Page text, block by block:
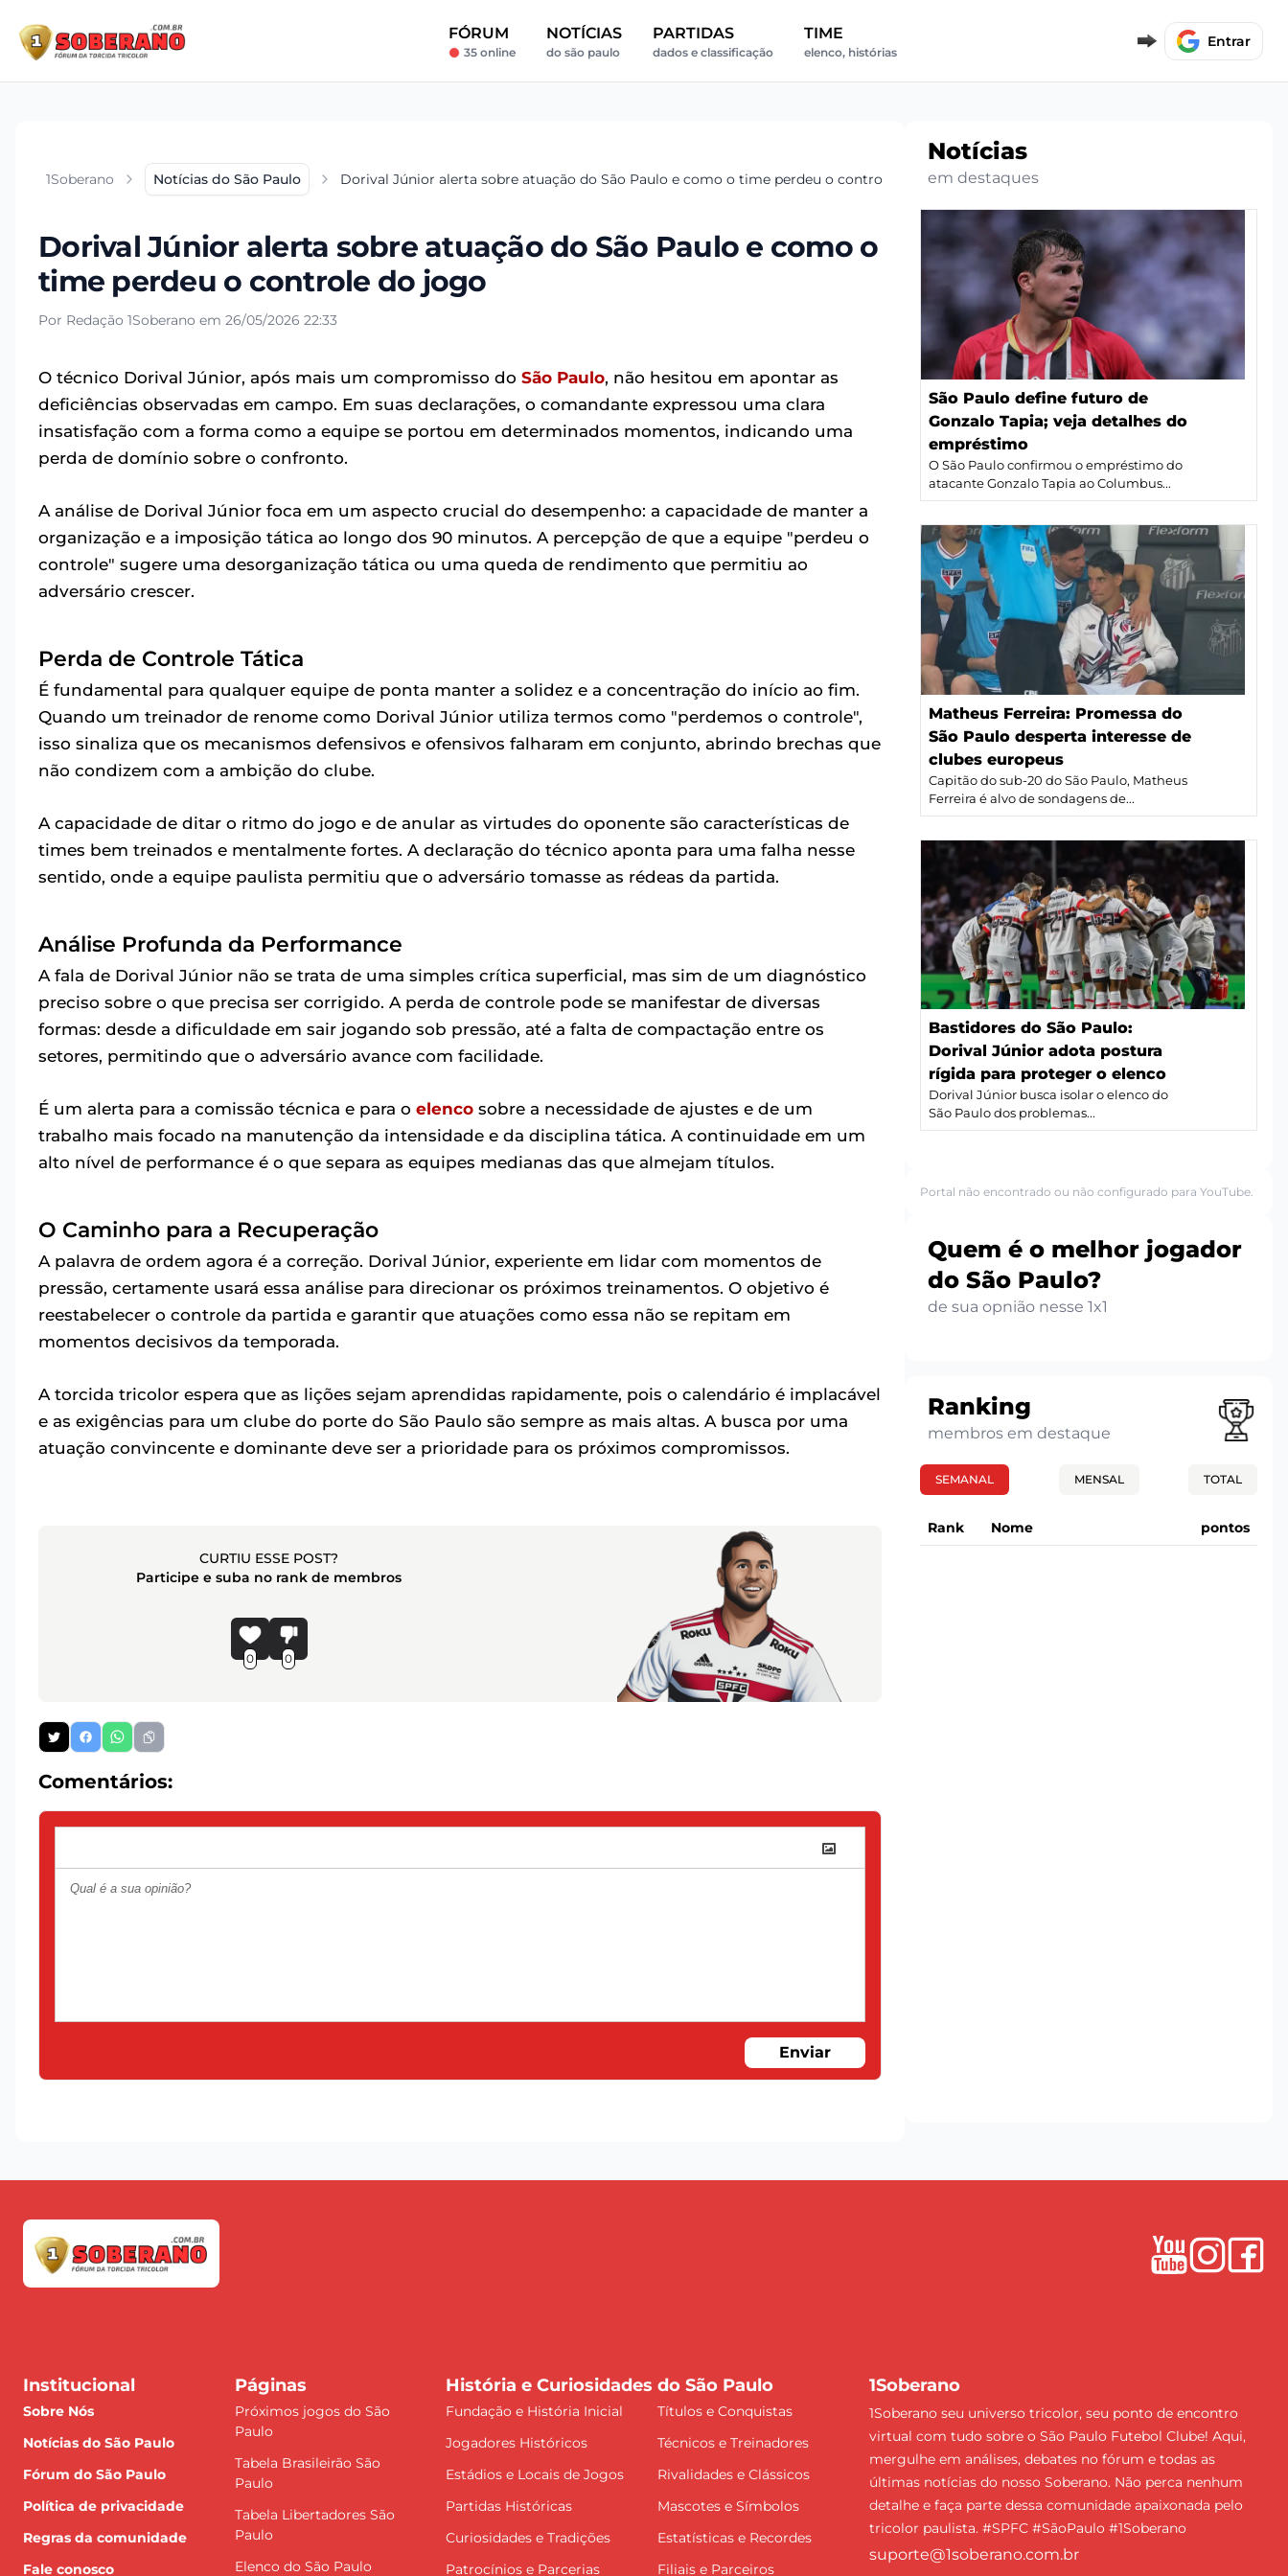
FÓRUM
35 online
NOTÍCIAS
do são paulo
PARTIDAS
dados e classificação
TIME
elenco, histórias
Entrar
1Soberano Notícias do São Paulo Dorival Júnior alerta sobre atuação do São Paulo e como o time perdeu o controle do jogo
Dorival Júnior alerta sobre atuação do São Paulo e como o
time perdeu o controle do jogo
Por Redação 1Soberano em 26/05/2026 22:33
O técnico Dorival Júnior, após mais um compromisso do São Paulo, não hesitou em apontar as
deficiências observadas em campo. Em suas declarações, o comandante expressou uma clara
insatisfação com a forma como a equipe se portou em determinados momentos, indicando uma
perda de domínio sobre o confronto.
A análise de Dorival Júnior foca em um aspecto crucial do desempenho: a capacidade de manter a
organização e a imposição tática ao longo dos 90 minutos. A percepção de que a equipe "perdeu o
controle" sugere uma desorganização tática ou uma queda de rendimento que permitiu ao
adversário crescer.
Perda de Controle Tática
É fundamental para qualquer equipe de ponta manter a solidez e a concentração do início ao fim.
Quando um treinador de renome como Dorival Júnior utiliza termos como "perdemos o controle",
isso sinaliza que os mecanismos defensivos e ofensivos falharam em conjunto, abrindo brechas que
não condizem com a ambição do clube.
A capacidade de ditar o ritmo do jogo e de anular as virtudes do oponente são características de
times bem treinados e mentalmente fortes. A declaração do técnico aponta para uma falha nesse
sentido, onde a equipe paulista permitiu que o adversário tomasse as rédeas da partida.
Análise Profunda da Performance
A fala de Dorival Júnior não se trata de uma simples crítica superficial, mas sim de um diagnóstico
preciso sobre o que precisa ser corrigido. A perda de controle pode se manifestar de diversas
formas: desde a dificuldade em sair jogando sob pressão, até a falta de compactação entre os
setores, permitindo que o adversário avance com facilidade.
É um alerta para a comissão técnica e para o elenco sobre a necessidade de ajustes e de um
trabalho mais focado na manutenção da intensidade e da disciplina tática. A continuidade em um
alto nível de performance é o que separa as equipes medianas das que almejam títulos.
O Caminho para a Recuperação
A palavra de ordem agora é a correção. Dorival Júnior, experiente em lidar com momentos de
pressão, certamente usará essa análise para direcionar os próximos treinamentos. O objetivo é
reestabelecer o controle da partida e garantir que atuações como essa não se repitam em
momentos decisivos da temporada.
A torcida tricolor espera que as lições sejam aprendidas rapidamente, pois o calendário é implacável
e as exigências para um clube do porte do São Paulo são sempre as mais altas. A busca por uma
atuação convincente e dominante deve ser a prioridade para os próximos compromissos.
CURTIU ESSE POST?
Participe e suba no rank de membros
0 0
Comentários:
Enviar
Notícias
em destaques
São Paulo define futuro de
Gonzalo Tapia; veja detalhes do
empréstimo
O São Paulo confirmou o empréstimo do
atacante Gonzalo Tapia ao Columbus...
Matheus Ferreira: Promessa do
São Paulo desperta interesse de
clubes europeus
Capitão do sub-20 do São Paulo, Matheus
Ferreira é alvo de sondagens de...
Bastidores do São Paulo:
Dorival Júnior adota postura
rígida para proteger o elenco
Dorival Júnior busca isolar o elenco do
São Paulo dos problemas...
Portal não encontrado ou não configurado para YouTube.
Quem é o melhor jogador
do São Paulo?
de sua opnião nesse 1x1
Ranking
membros em destaque
SEMANAL MENSAL TOTAL
Rank Nome pontos
Institucional
Sobre Nós
Notícias do São Paulo
Fórum do São Paulo
Política de privacidade
Regras da comunidade
Fale conosco
Páginas
Próximos jogos do São
Paulo
Tabela Brasileirão São
Paulo
Tabela Libertadores São
Paulo
Elenco do São Paulo
História e Curiosidades do São Paulo
Fundação e História Inicial
Títulos e Conquistas
Jogadores Históricos
Técnicos e Treinadores
Estádios e Locais de Jogos
Rivalidades e Clássicos
Partidas Históricas
Mascotes e Símbolos
Curiosidades e Tradições
Estatísticas e Recordes
Patrocínios e Parcerias
Filiais e Parceiros
1Soberano
1Soberano seu universo tricolor, seu ponto de encontro
virtual com tudo sobre o São Paulo Futebol Clube! Aqui,
mergulhe em análises, debates no fórum e todas as
últimas notícias do nosso Soberano. Não perca nenhum
detalhe e faça parte dessa comunidade apaixonada pelo
tricolor paulista. #SPFC #SãoPaulo #1Soberano
suporte@1soberano.com.br